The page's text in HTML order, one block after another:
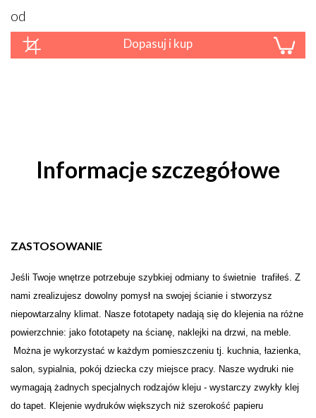
od
Dopasuj i kup
Informacje szczegółowe
ZASTOSOWANIE
Jeś li Twoje wnętrze potrzebuje szybkiej odmiany to świetnie trafiłeś. Z
nami zrealizujesz dowolny pomysł na swojej ścianie i stworzysz
niepowtarzalny klimat. Nasze fototapety nadają się do klejenia na różne
powierzchnie: jako fototapety na ścianę, naklejki na drzwi, na meble.
Można je wykorzystać w każdym pomieszczeniu tj. kuchnia, łazienka,
salon, sypialnia, pokój dziecka czy miejsce pracy. Nasze wydruki nie
wymagają żadnych specjalnych rodzajów kleju - wystarczy zwykły klej
do tapet. Klejenie wydruków większych niż szerokość papieru